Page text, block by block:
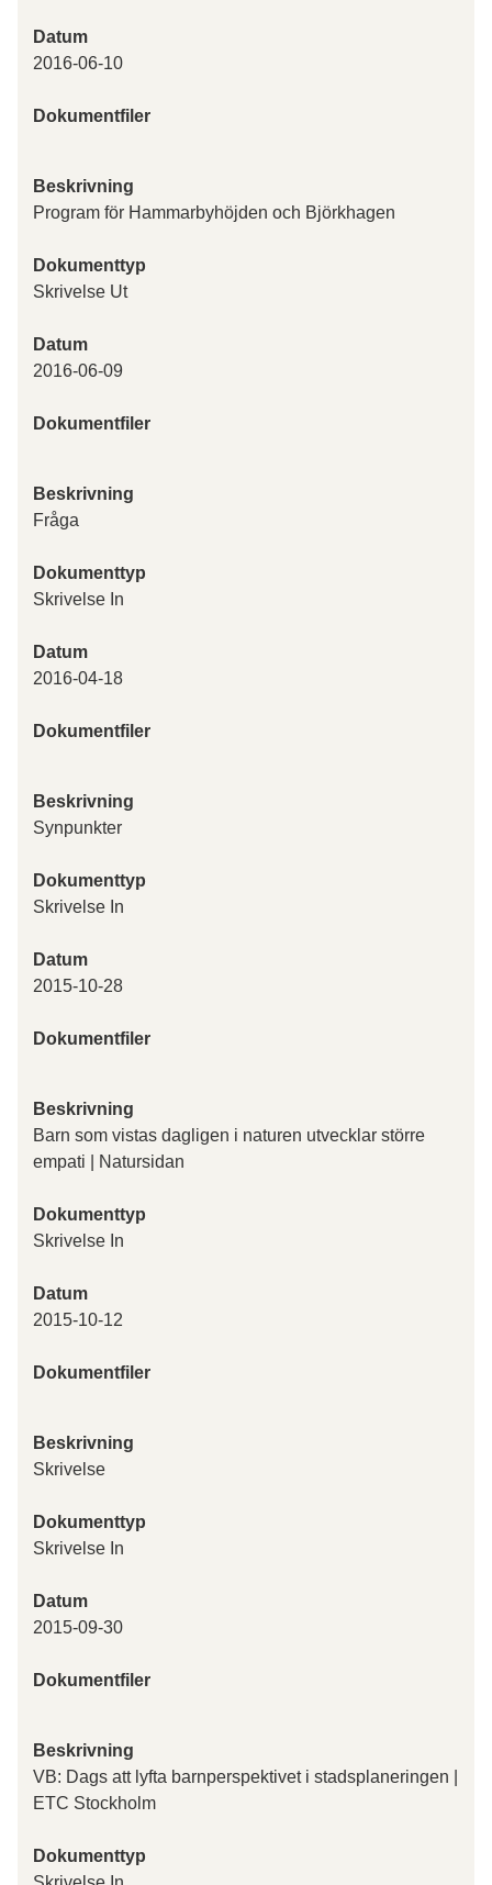
Datum
2016-06-10
Dokumentfiler
Beskrivning
Program för Hammarbyhöjden och Björkhagen
Dokumenttyp
Skrivelse Ut
Datum
2016-06-09
Dokumentfiler
Beskrivning
Fråga
Dokumenttyp
Skrivelse In
Datum
2016-04-18
Dokumentfiler
Beskrivning
Synpunkter
Dokumenttyp
Skrivelse In
Datum
2015-10-28
Dokumentfiler
Beskrivning
Barn som vistas dagligen i naturen utvecklar större
empati | Natursidan
Dokumenttyp
Skrivelse In
Datum
2015-10-12
Dokumentfiler
Beskrivning
Skrivelse
Dokumenttyp
Skrivelse In
Datum
2015-09-30
Dokumentfiler
Beskrivning
VB: Dags att lyfta barnperspektivet i stadsplaneringen |
ETC Stockholm
Dokumenttyp